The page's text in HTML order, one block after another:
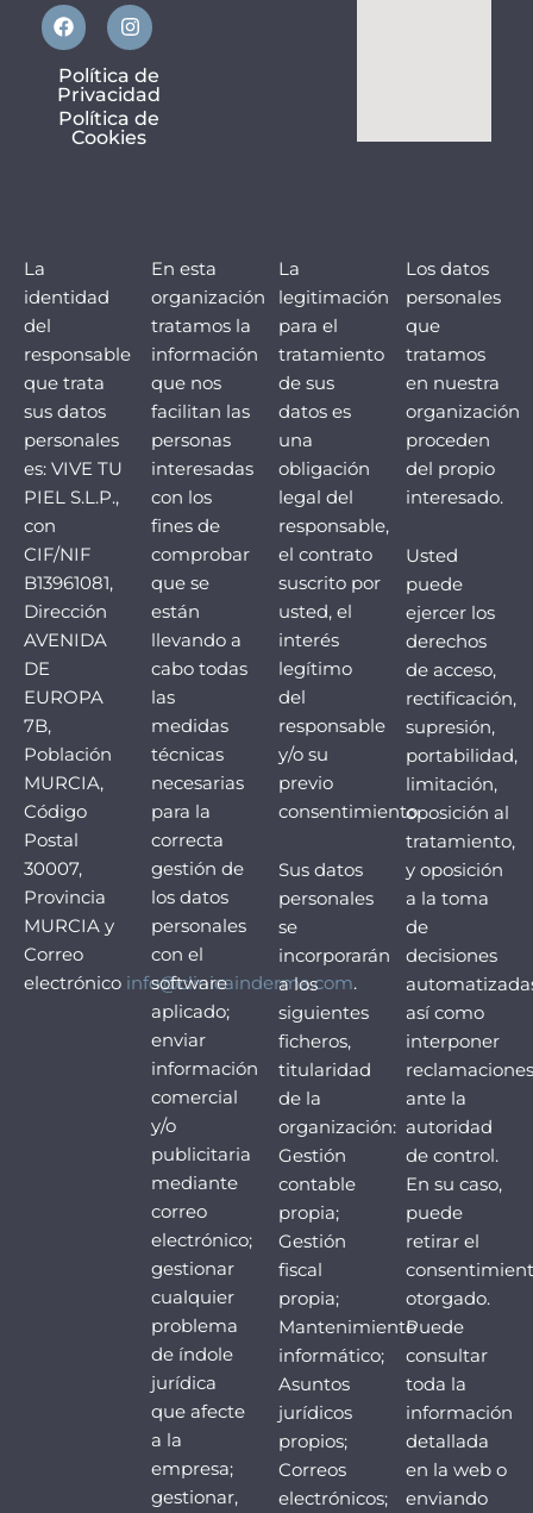
F
a
c
e
b
o
o
I
n
s
t
a
g
r
Política de
Privacidad
Política de
Cookies
La
identidad
del
responsable
que trata
sus datos
personales
es: VIVE TU
PIEL S.L.P.,
con
CIF/NIF
B13961081,
Dirección
AVENIDA
DE
EUROPA
7B,
Población
MURCIA,
Código
Postal
30007,
Provincia
MURCIA y
Correo
electrónico info@clinicainderma.com.
En esta
organización
tratamos la
información
que nos
facilitan las
personas
interesadas
con los
fines de
comprobar
que se
están
llevando a
cabo todas
las
medidas
técnicas
necesarias
para la
correcta
gestión de
los datos
personales
con el
software
aplicado;
enviar
información
comercial
y/o
publicitaria
mediante
correo
electrónico;
gestionar
cualquier
problema
de índole
jurídica
que afecte
a la
empresa;
gestionar,
La
legitimación
para el
tratamiento
de sus
datos es
una
obligación
legal del
responsable,
el contrato
suscrito por
usted, el
interés
legítimo
del
responsable
y/o su
previo
consentimiento.
Sus datos
personales
se
incorporarán
a los
siguientes
ficheros,
titularidad
de la
organización:
Gestión
contable
propia;
Gestión
fiscal
propia;
Mantenimiento
informático;
Asuntos
jurídicos
propios;
Correos
electrónicos;
Los datos
personales
que
tratamos
en nuestra
organización
proceden
del propio
interesado.
Usted
puede
ejercer los
derechos
de acceso,
rectificación,
supresión,
portabilidad,
limitación,
oposición al
tratamiento,
y oposición
a la toma
de
decisiones
así como
interponer
reclamaciones
ante la
autoridad
de control.
En su caso,
puede
retirar el
otorgado.
Puede
consultar
toda la
información
detallada
en la web o
enviando